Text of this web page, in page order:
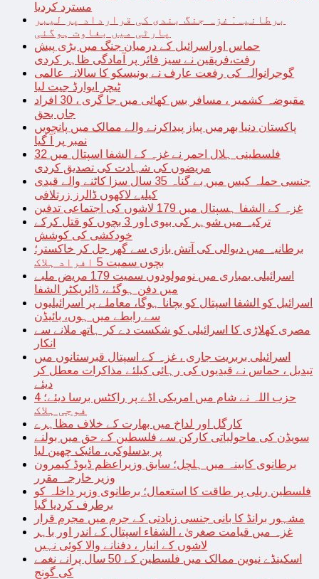
مسترد کردیا
برطانیہ: غزہ جنگ بندی کی قرارداد پر لیبر
پارٹی میں بغاوت ہوگئی
حماس اوراسرائیل کے درمیان جنگ میں بڑی پیش
رفت،فریقین نے سیز فائر پر آمادگی ظاہر کردی
گوجرانوالہ کی رفعت عارف نے یونیسکو کا سالانہ عالمی
ٹیچر ایوارڈ جیت لیا
مقبوضہ کشمیر ، مسافر بس کھائی میں جا گری ، 30 افراد
جاں بحق
پاکستان دنیا بھرمیں پیاز پیداکرنے والے ممالک میں پانچویں
نمبر پر آ گیا
فلسطینی ہلال احمر نے غزہ کے الشفا اسپتال میں 32
مریضوں کی شہادت کی تصدیق کردی
جنسی حملہ کیس میں بے گناہ 35 سال سزا کاٹنے والے قیدی
کیلیے لاکھوں ڈالرز زرتلافی
غزہ کے الشفا ہسپتال میں 179 لاشوں کی اجتماعی تدفین
ترکیہ میں شوہر کی بیوی اور 3 بچوں کو قتل کرکے
خودکشی کی کوشش
برطانیہ میں دیوالی کی آتش بازی سے گھر جل کر خاکستر؛
بچوں سمیت 5 افراد ہلاک
اسرائیلی بمباری میں نومولودوں سمیت 179 مریض ملبے
میں دفن ہوگئے، ڈائریکٹر الشفا
اسرائیل کو الشفا اسپتال کو بچانا ہوگا، معاملے پر اسرائیلیوں
سے رابطے میں ہوں، بائیڈن
مصری کھلاڑی کا اسرائیلی کو شکست دے کر ہاتھ ملانے سے
انکار
اسرائیلی بربریت جاری ، غزہ کے اسپتال قبرستانوں میں
تبدیل ، حماس نے قیدیوں کی رہائی کیلئے مذاکرات معطل کر
دیئے
حزب اللہ نے شام میں امریکی اڈے پر راکٹس برسا دیئے؛ 4
فوجی ہلاک
کارگل اور لداخ میں بھارت کے خلاف مظاہرے
سویڈن کی ماحولیاتی کارکن سے فلسطین کے حق میں بولنے
پر بدسلوکی، مائیک چھین لیا
برطانوی کابینہ میں ہلچل؛ سابق وزیراعظم ڈیوڈ کیمرون
وزیر خارجہ مقرر
فلسطین ریلی پر طاقت کا استعمال؛ برطانوی وزیر داخلہ کو
برطرف کردیا گیا
مشہور برانڈ کا بانی جنسی زیادتی کے جرم میں مجرم قرار
غزہ میں قیامت صغریٰ ، الشفاء اسپتال کے اندر اور باہر
لاشوں کے انبار ، دفنانے والا کوئی نہیں
اسکینڈے نیوین ممالک میں فلسطین کے 50 سال پرانے نغمے
کی گونج